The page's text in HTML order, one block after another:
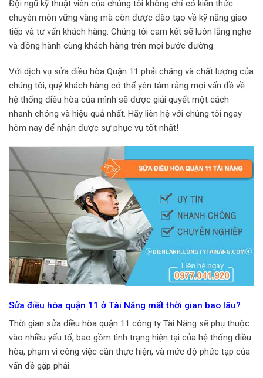
Đội ngũ kỹ thuật viên của chúng tôi không chỉ có kiến thức
chuyên môn vững vàng mà còn được đào tạo về kỹ năng giao
tiếp và tư vấn khách hàng. Chúng tôi cam kết sẽ luôn lắng nghe
và đồng hành cùng khách hàng trên mọi bước đường.
Với dịch vụ sửa điều hòa Quận 11 phải chăng và chất lượng của
chúng tôi, quý khách hàng có thể yên tâm rằng mọi vấn đề về
hệ thống điều hòa của mình sẽ được giải quyết một cách
nhanh chóng và hiệu quả nhất. Hãy liên hệ với chúng tôi ngay
hôm nay để nhận được sự phục vụ tốt nhất!
Sửa điều hòa quận 11 ở Tài Năng mất thời gian bao lâu?
Thời gian sửa điều hòa quận 11 công ty Tài Năng sẽ phụ thuộc
vào nhiều yếu tố, bao gồm tình trạng hiện tại của hệ thống điều
hòa, phạm vi công việc cần thực hiện, và mức độ phức tạp của
vấn đề gặp phải.